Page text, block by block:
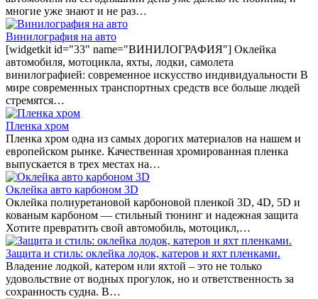
многие уже знают и не раз…
Винилография на авто
[widgetkit id="33" name="ВИНИЛОГРАФИЯ"] Оклейка
автомобиля, мотоцикла, яхты, лодки, самолета
винилографией: современное искусство индивидуальности В
мире современных транспортных средств все больше людей
стремятся…
Пленка хром
Пленка хром одна из самых дорогих материалов на нашем и
европейском рынке. Качественная хромированная пленка
выпускается в трех местах на…
Оклейка авто карбоном 3D
Оклейка полиуретановой карбоновой пленкой 3D, 4D, 5D и
кованым карбоном — стильный тюнинг и надежная защита
Хотите превратить свой автомобиль, мотоцикл,…
Защита и стиль: оклейка лодок, катеров и яхт пленками.
Владение лодкой, катером или яхтой – это не только
удовольствие от водных прогулок, но и ответственность за
сохранность судна. В…